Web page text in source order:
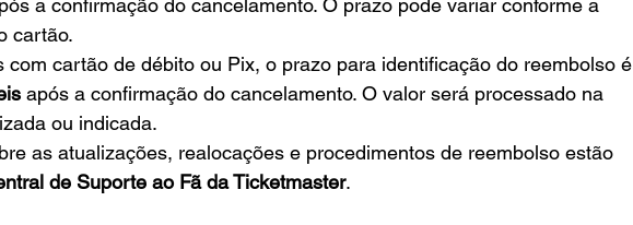
a confirmação do cancelamento. O prazo pode variar conforme a
cartão.
com cartão de débito ou Pix, o prazo para identificação do reembolso é
após a confirmação do cancelamento. O valor será processado na
ou indicada.
as atualizações, realocações e procedimentos de reembolso estão
de Suporte ao Fã da Ticketmaster.